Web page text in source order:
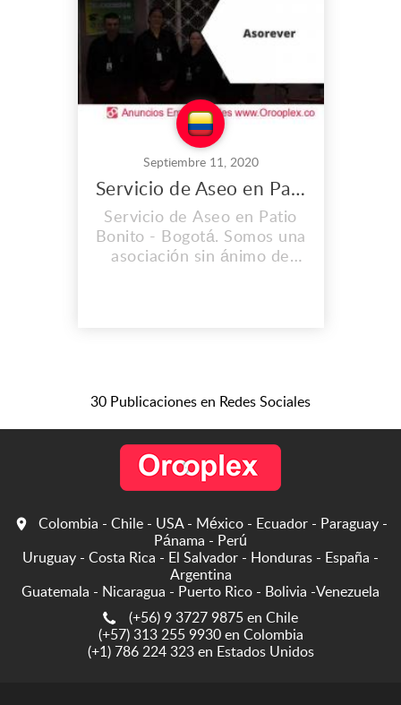
Septiembre 11, 2020
Servicio de Aseo en Patio Bonito
Servicio de Aseo en Patio
Bonito - Bogotá. Somos una
asociación sin ánimo de
brindar soluciones
30 Publicaciones en Redes Sociales
Colombia - Chile - USA - México - Ecuador - Paraguay -
Pánama - Perú
Uruguay - Costa Rica - El Salvador - Honduras - España -
Argentina
Guatemala - Nicaragua - Puerto Rico - Bolivia -Venezuela
(+56) 9 3727 9875 en Chile
(+57) 313 255 9930 en Colombia
(+1) 786 224 323 en Estados Unidos